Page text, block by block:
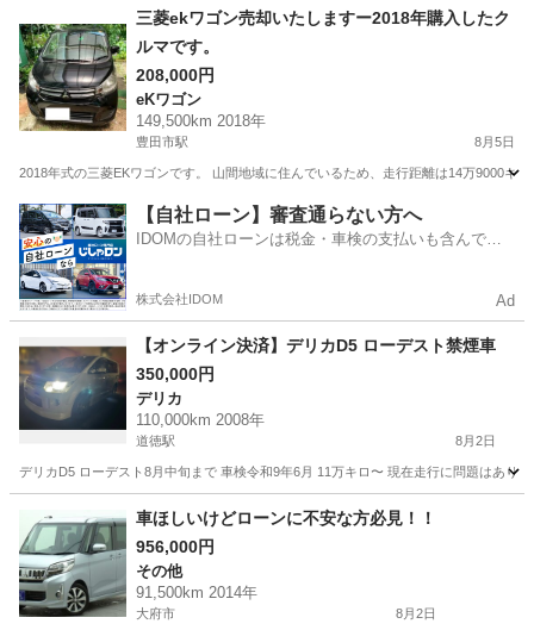
吉良吉田駅 アイ ナンバー
三菱ekワゴン売却いたしますー2018年購入したク
ルマです。
208,000円
eKワゴン
149,500km 2018年
豊田市駅 8月5日
2018年式の三菱EKワゴンです。 山間地域に住んでいるため、走行距離は14万9000キ
愛知 豊田市 豊田市駅 eKワゴン 車両
【自社ローン】審査通らない方へ
IDOMの自社ローンは税金・車検の支払いも含んでい
株式会社IDOM Ad
【オンライン決済】デリカD5 ローデスト禁煙車
350,000円
デリカ
110,000km 2008年
道徳駅 8月2日
デリカD5 ローデスト8月中旬まで 車検令和9年6月 11万キロ〜 現在走行に問題はあり
道徳駅 デリカ
車ほしいけどローンに不安な方必見！！
956,000円
その他
91,500km 2014年
大府市 8月2日